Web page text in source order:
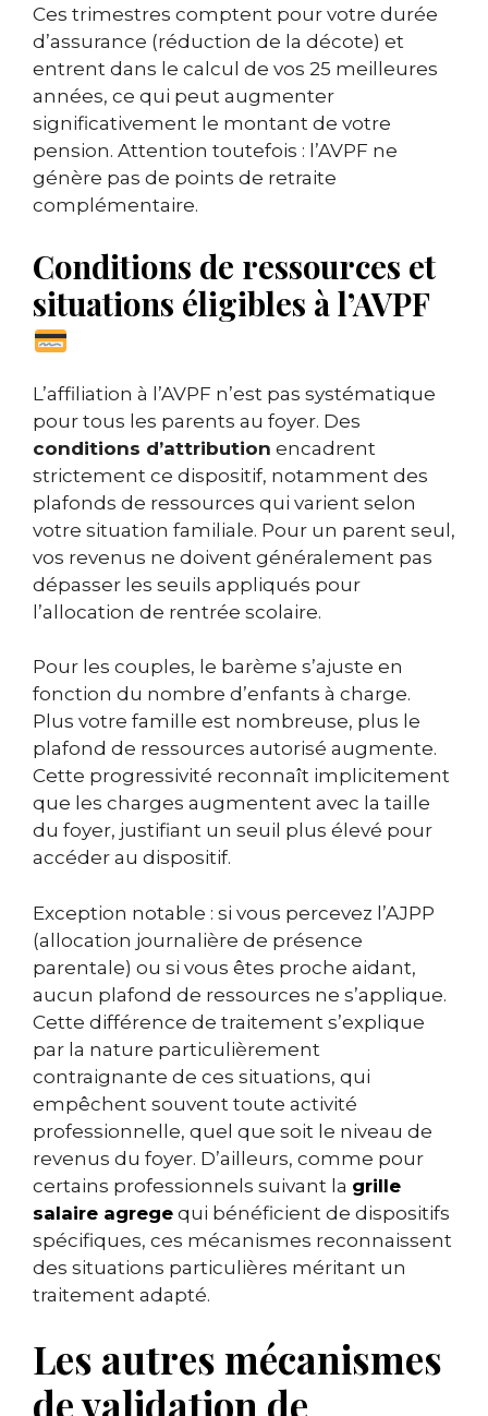
Ces trimestres comptent pour votre durée
d’assurance (réduction de la décote) et
entrent dans le calcul de vos 25 meilleures
années, ce qui peut augmenter
significativement le montant de votre
pension. Attention toutefois : l’AVPF ne
génère pas de points de retraite
complémentaire.
Conditions de ressources et
situations éligibles à l’AVPF
L’affiliation à l’AVPF n’est pas systématique
pour tous les parents au foyer. Des
conditions d’attribution encadrent
strictement ce dispositif, notamment des
plafonds de ressources qui varient selon
votre situation familiale. Pour un parent seul,
vos revenus ne doivent généralement pas
dépasser les seuils appliqués pour
l’allocation de rentrée scolaire.
Pour les couples, le barème s’ajuste en
fonction du nombre d’enfants à charge.
Plus votre famille est nombreuse, plus le
plafond de ressources autorisé augmente.
Cette progressivité reconnaît implicitement
que les charges augmentent avec la taille
du foyer, justifiant un seuil plus élevé pour
accéder au dispositif.
Exception notable : si vous percevez l’AJPP
(allocation journalière de présence
parentale) ou si vous êtes proche aidant,
aucun plafond de ressources ne s’applique.
Cette différence de traitement s’explique
par la nature particulièrement
contraignante de ces situations, qui
empêchent souvent toute activité
professionnelle, quel que soit le niveau de
revenus du foyer. D’ailleurs, comme pour
certains professionnels suivant la grille
salaire agrege qui bénéficient de dispositifs
spécifiques, ces mécanismes reconnaissent
des situations particulières méritant un
traitement adapté.
Les autres mécanismes
de validation de